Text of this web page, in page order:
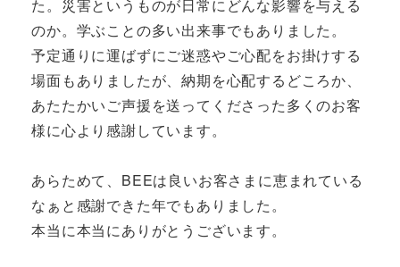
た。災害というものが日常にどんな影響を与える
のか。学ぶことの多い出来事でもありました。
予定通りに運ばずにご迷惑やご心配をお掛けする
場面もありましたが、納期を心配するどころか、
あたたかいご声援を送ってくださった多くのお客
様に心より感謝しています。
あらためて、BEEは良いお客さまに恵まれている
なぁと感謝できた年でもありました。
本当に本当にありがとうございます。